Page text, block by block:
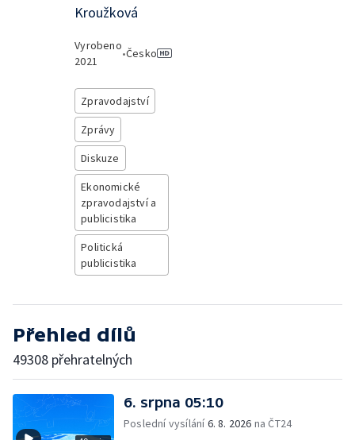
Kroužková
Vyrobeno
2021
•Česko
Zpravodajství
Zprávy
Diskuze
Ekonomické
zpravodajství a
publicistika
Politická
publicistika
Přehled dílů
49308 přehratelných
6. srpna 05:10
Poslední vysílání6. 8. 2026 na ČT24